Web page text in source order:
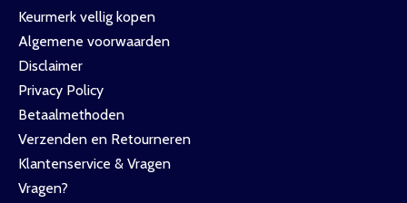
Keurmerk vellig kopen
Algemene voorwaarden
Disclaimer
Privacy Policy
Betaalmethoden
Verzenden en Retourneren
Klantenservice & Vragen
Vragen?